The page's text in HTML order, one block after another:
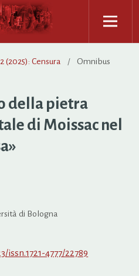
(2025): Censura / Omnibus
della pietra
di Moissac nel
di Bologna
issn.1721-4777/22789